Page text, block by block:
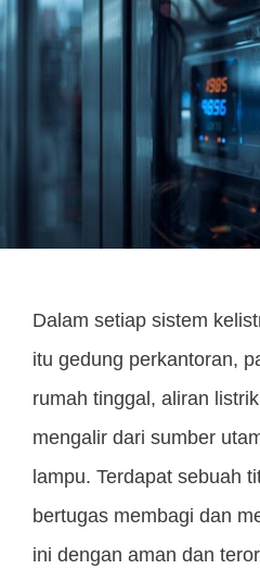
Dalam setiap sistem
itu gedung perkantoran,
rumah tinggal, aliran
mengalir dari sumber
lampu. Terdapat sebuah
bertugas membagi dan
ini dengan aman dan